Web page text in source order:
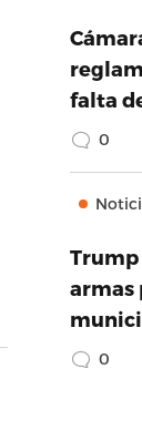
falta
0
Trump
armas
0